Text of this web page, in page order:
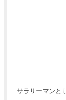
サラリーマンと